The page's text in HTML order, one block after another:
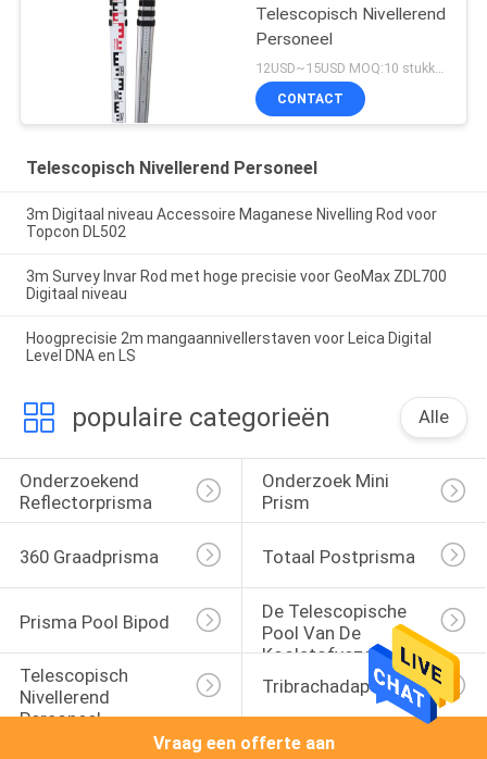
Telescopisch Nivellerend
Personeel
12USD~15USD MOQ:10 stukken
CONTACT
Telescopisch Nivellerend Personeel
3m Digitaal niveau Accessoire Maganese Nivelling Rod voor
Topcon DL502
3m Survey Invar Rod met hoge precisie voor GeoMax ZDL700
Digitaal niveau
Hoogprecisie 2m mangaannivellerstaven voor Leica Digital
Level DNA en LS
populaire categorieën Alle
Onderzoekend
Reflectorprisma
Onderzoek Mini
Prism
360 Graadprisma Totaal Postprisma
Prisma Pool Bipod
De Telescopische
Pool Van De
Koolstofvezel
Telescopisch
Nivellerend
Personeel
Tribrachadapter
Vraag een offerte aan